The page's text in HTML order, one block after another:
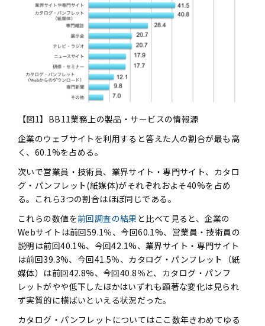
【図1】BB11業務上の製品・サービスの情報源
企業のウェブサイトを利用すると答えた人の割合が最も高
く、60.1%を占める。
次いで営業員・技術員、業界サイト・専門サイト、カタロ
グ・パンフレット(紙媒体)がそれぞれおよそ40%を占め
る。これら3つの割合はほぼ同じである。
これらの数値を前回調査の結果 と比べて見ると、企業の
Webサイトは前回59.1％、今回60.1%、営業員・技術員の
説明は前回40.1%、今回42.1%、業界サイト・専門サイト
は前回39.3%、今回41.5％、カタログ・パンフレット（紙
媒体）は前回42.8%、今回40.8％と、カタログ・パンフ
レットがやや低下したほかはいずれも顕著な変化は見られ
ず実質的に横ばいといえる状況だった。
カタログ・パンフレットについてはここ数年きわめてゆる